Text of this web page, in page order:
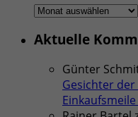
Ältere
Aktuelle
Günter
Gesichter der